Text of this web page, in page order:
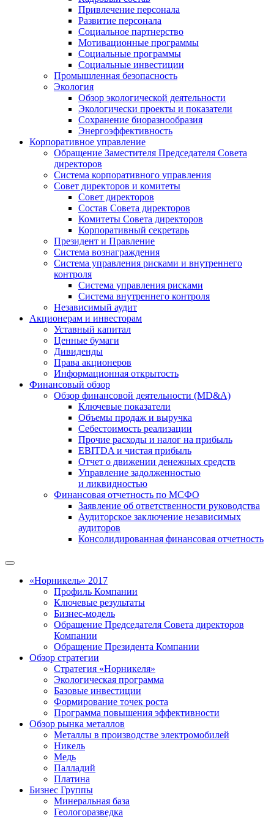
Привлечение персонала
Развитие персонала
Социальное партнерство
Мотивационные программы
Социальные программы
Социальные инвестиции
Промышленная безопасность
Экология
Обзор экологической деятельности
Экологически проекты и показатели
Сохранение биоразнообразия
Энергоэффективность
Корпоративное управление
Обращение Заместителя Председателя Совета
директоров
Система корпоративного управления
Совет директоров и комитеты
Совет директоров
Состав Совета директоров
Комитеты Совета директоров
Корпоративный секретарь
Президент и Правление
Система вознаграждения
Система управления рисками и внутреннего
контроля
Система управления рисками
Система внутреннего контроля
Независимый аудит
Акционерам и инвесторам
Уставный капитал
Ценные бумаги
Дивиденды
Права акционеров
Информационная открытость
Финансовый обзор
Обзор финансовой деятельности (MD&A)
Ключевые показатели
Объемы продаж и выручка
Себестоимость реализации
Прочие расходы и налог на прибыль
EBITDA и чистая прибыль
Отчет о движении денежных средств
Управление задолженностью
и ликвидностью
Финансовая отчетность по МСФО
Заявление об ответственности руководства
Аудиторское заключение независимых
аудиторов
Консолидированная финансовая отчетность
«Норникель» 2017
Профиль Компании
Ключевые результаты
Бизнес-модель
Обращение Председателя Совета директоров
Компании
Обращение Президента Компании
Обзор стратегии
Стратегия «Норникеля»
Экологическая программа
Базовые инвестиции
Формирование точек роста
Программа повышения эффективности
Обзор рынка металлов
Металлы в производстве электромобилей
Никель
Медь
Палладий
Платина
Бизнес Группы
Минеральная база
Геологоразведка